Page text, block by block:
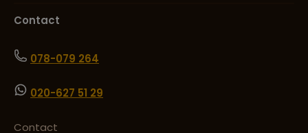
Contact
078-079 264
020-627 51 29
Contact